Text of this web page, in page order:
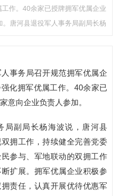
作。40余家已授牌拥军优属企业
唐河县退役军人事务局副局长杨
事务局召开规范拥军优属企
化拥军优属工作。40余家已
意向企业负责人参加。
局副局长杨海波说，唐河县
拥工作，持续健全完善党委
参与、军地联动的双拥工作
扩展。拥军优属企业积极参
责任，认真开展优待优惠军